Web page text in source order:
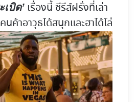
เบิด’ เรื่องนี้ ซีรีส์ฝรั่งที่เล่า
ค้าอาวุธได้สนุกและฮาได้โล่